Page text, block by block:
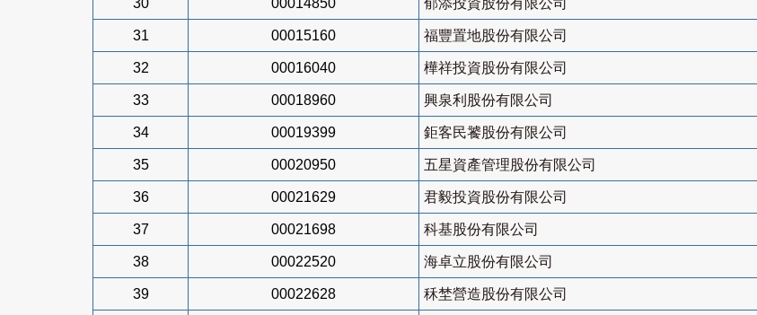
30 00014850 郁添投資股份有限公司
31 00015160 福豐置地股份有限公司
32 00016040 樺祥投資股份有限公司
33 00018960 興泉利股份有限公司
34 00019399 鉅客民饕股份有限公司
35 00020950 五星資產管理股份有限公司
36 00021629 君毅投資股份有限公司
37 00021698 科基股份有限公司
38 00022520 海卓立股份有限公司
39 00022628 秝埜營造股份有限公司